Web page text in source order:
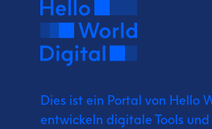
Dies ist ein Portal von Hello
entwickeln digitale Tools